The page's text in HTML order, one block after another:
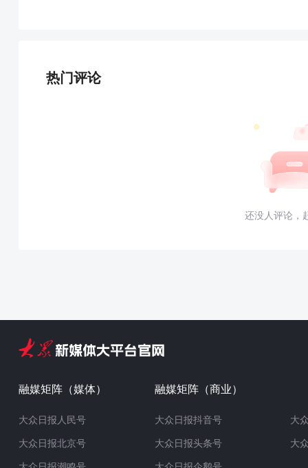
热门评论
还没人评论，
融媒矩阵（媒体）
大众日报人民号
大众日报北京号
融媒矩阵（商业）
大众日报抖音号
大众日报头条号
大
大